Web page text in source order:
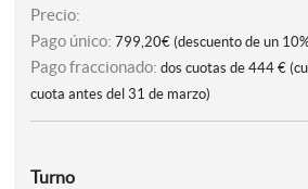
Precio:
Pago único: 799,20€ (descuento de un
Pago fraccionado: dos cuotas de 444 €
cuota antes del 31 de marzo)
Turno